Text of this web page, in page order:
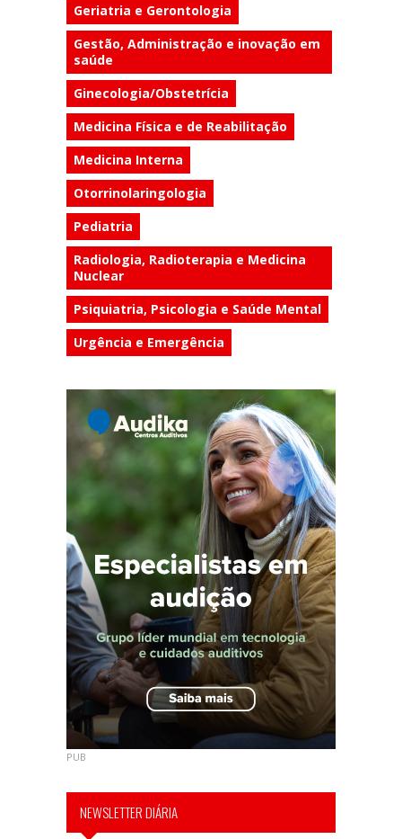
Geriatria e Gerontologia
Gestão, Administração e inovação em
saúde
Ginecologia/Obstetrícia
Medicina Física e de Reabilitação
Medicina Interna
Otorrinolaringologia
Pediatria
Radiologia, Radioterapia e Medicina
Nuclear
Psiquiatria, Psicologia e Saúde Mental
Urgência e Emergência
PUB
NEWSLETTER DIÁRIA